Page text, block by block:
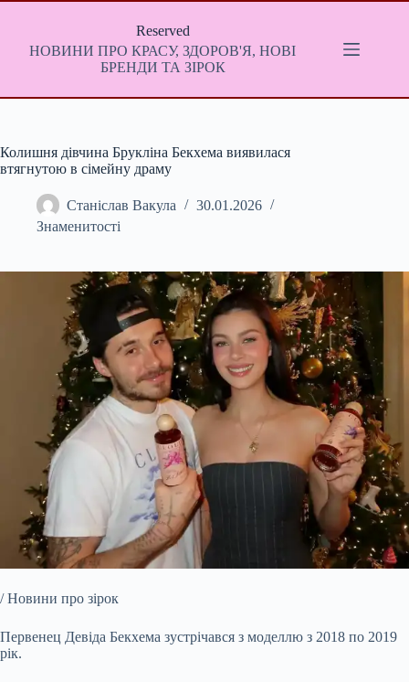
Перейти
Reserved
НОВИНИ ПРО КРАСУ, ЗДОРОВ'Я, НОВІ
БРЕНДИ ТА ЗІРОК
Колишня дівчина Брукліна Бекхема виявилася
втягнутою в сімейну драму
Станіслав Вакула
30.01.2026
Знаменитості
/ Новини про зірок
Первенец Девіда Бекхема зустрічався з моделлю з 2018 по 2019
рік.